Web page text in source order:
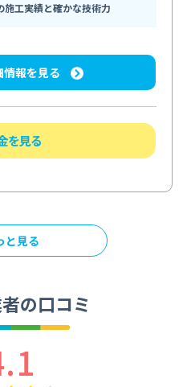
施工実績と確かな技術力
報を見る
を見る
と見る
の口コミ